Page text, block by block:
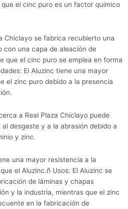
el cinc puro es un factor químico
Chiclayo se fabrica recubierto una
con una capa de aleación de
que el cinc puro se emplea en forma
El Aluzinc tiene una mayor
el zinc puro debido a la presencia
a Real Plaza Chiclayo puede
desgaste y a la abrasión debido a
y zinc.
una mayor resistencia a la
el Aluzinc.ñ Usos: El Aluzinc se
de láminas y chapas
y la industria, mientras que el zinc
en la fabricación de